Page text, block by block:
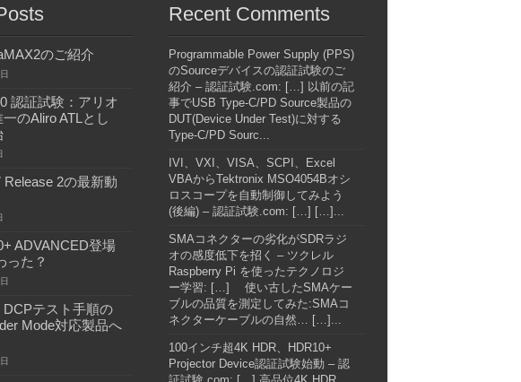
のご紹介
認証試験：アリオ
のAliro ATLとし
Release 2の最新動
ADVANCED登場
た？
DCPテスト手順の
Mode対応製品へ
Recent Comments
Programmable Power Supply (PPS)
のSourceデバイスの認証試験のご
紹介 – 認証試験.com: […] 以前の記
事でUSB Type-C/PD Source製品の
DUT(Device Under Test)に対する
Type-C/PD Sourc...
IVI、VXI、VISA、SCPI、Excel
VBAからTektronix MSO4054Bオシ
ロスコープを自動制御してみよう
(後編) – 認証試験.com: […] […]...
SMAコネクターの劣化がSDRラジ
オの感度低下を招く – ツクレル
Raspberry Pi を使ったテクノロジ
ー学習: […] 使い古したSMAケー
ブルの品質を測定してみた:SMAコ
ネクターケーブルの自然… […]...
100インチ超4K HDR、HDR10+
Projector Device認証試験始動 – 認